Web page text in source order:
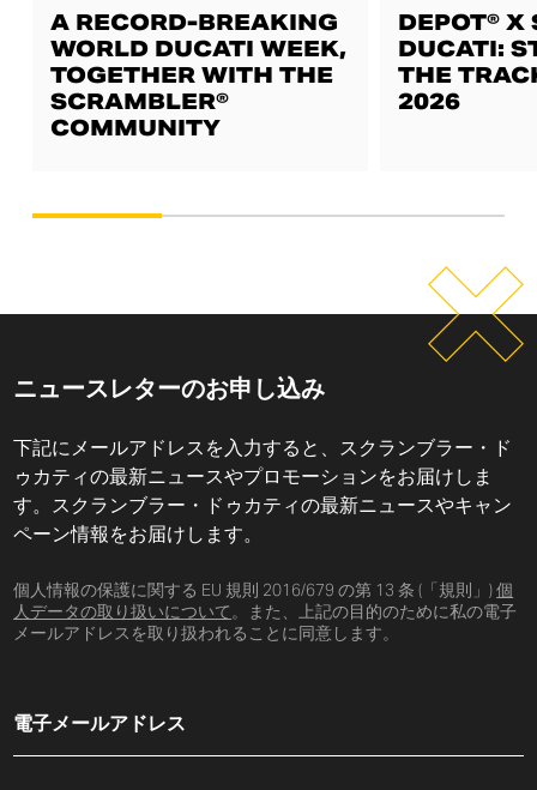
A RECORD-BREAKING
WORLD DUCATI WEEK,
TOGETHER WITH THE
SCRAMBLER®
COMMUNITY
DEPOT® X
DUCATI:
THE
2026
ニュースレターのお申し込み
下記にメールアドレスを入力すると、スクランブラー・ド
ゥカティの最新ニュースやプロモーションをお届けしま
す。スクランブラー・ドゥカティの最新ニュースやキャン
ペーン情報をお届けします。
個人情報の保護に関する EU 規則 2016/679 の第 13 条 (「規則」)個
人データの取り扱いについて。また、上記の目的のために私の電子
メールアドレスを取り扱われることに同意します。